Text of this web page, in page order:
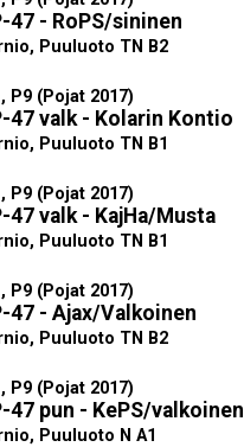
47 - RoPS/sininen
Puuluoto TN B2
, P9 (Pojat 2017)
47 valk - Kolarin Kontio
Puuluoto TN B1
, P9 (Pojat 2017)
47 valk - KajHa/Musta
Puuluoto TN B1
, P9 (Pojat 2017)
47 - Ajax/Valkoinen
Puuluoto TN B2
, P9 (Pojat 2017)
47 pun - KePS/valkoinen
Puuluoto N A1